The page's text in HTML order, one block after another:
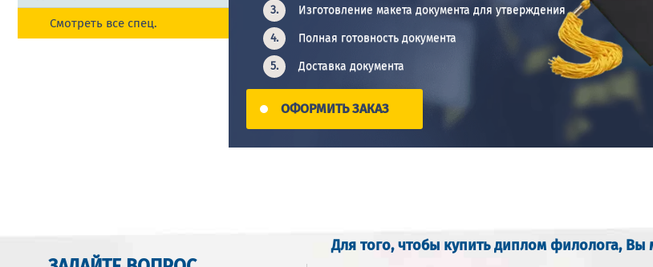
Смотреть все спец.
Изготовление макета документа для утверждения
Полная готовность документа
Доставка документа
ОФОРМИТЬ ЗАКАЗ
Для того, чтобы купить диплом филолога, Вы